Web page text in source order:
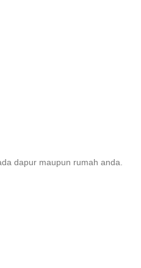
dapur maupun rumah anda.